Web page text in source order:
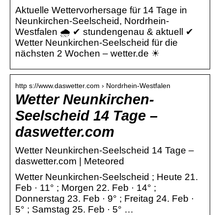
Aktuelle Wettervorhersage für 14 Tage in
Neunkirchen-Seelscheid, Nordrhein-
Westfalen 🌧️ ✔ stundengenau & aktuell ✔
Wetter Neunkirchen-Seelscheid für die
nächsten 2 Wochen – wetter.de ☀
http s://www.daswetter.com › Nordrhein-Westfalen
Wetter Neunkirchen-
Seelscheid 14 Tage –
daswetter.com
Wetter Neunkirchen-Seelscheid 14 Tage –
daswetter.com | Meteored
Wetter Neunkirchen-Seelscheid ; Heute 21.
Feb · 11° ; Morgen 22. Feb · 14° ;
Donnerstag 23. Feb · 9° ; Freitag 24. Feb ·
5° ; Samstag 25. Feb · 5° …